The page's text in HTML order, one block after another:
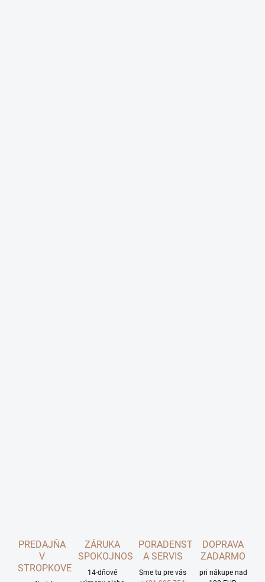
PREDAJŇA
V
STROPKOVE
ZÁRUKA
SPOKOJNOSTI
14-dňové
PORADENSTVO
A SERVIS
Sme tu pre vás
DOPRAVA
ZADARMO
pri nákupe nad